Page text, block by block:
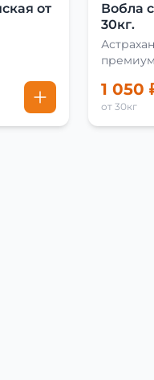
от
Вобла
30кг.
премиум
1 050
от 30кг